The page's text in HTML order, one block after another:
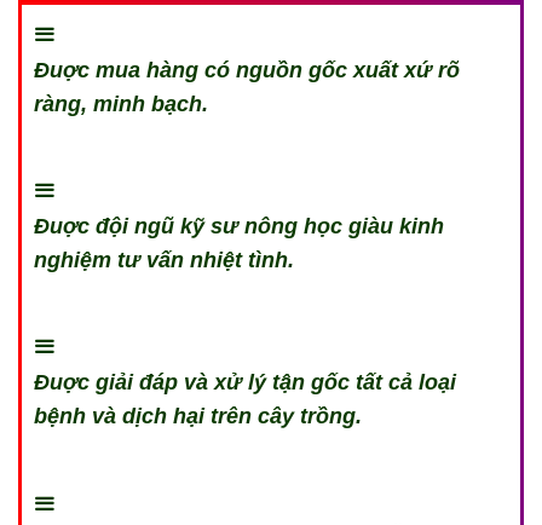
Đuợc mua hàng có nguồn gốc xuất xứ rõ
ràng, minh bạch.
Đuợc đội ngũ kỹ sư nông học giàu kinh
nghiệm tư vấn nhiệt tình.
Đuợc giải đáp và xử lý tận gốc tất cả loại
bệnh và dịch hại trên cây trồng.